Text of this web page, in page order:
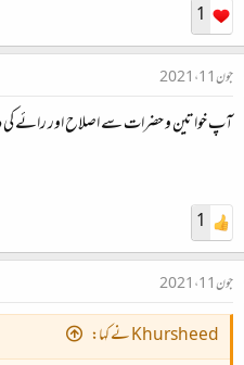
1
جون 11، 2021
آپ خواتین و حضرات سے اصلاح اور رائے
1
جون 11، 2021
Khursheed نے کہا: